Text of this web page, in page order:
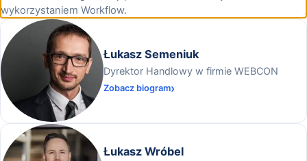
wykorzystaniem Workflow.
Łukasz Semeniuk
Dyrektor Handlowy w firmie WEBCON
Zobacz biogram
Łukasz Wróbel